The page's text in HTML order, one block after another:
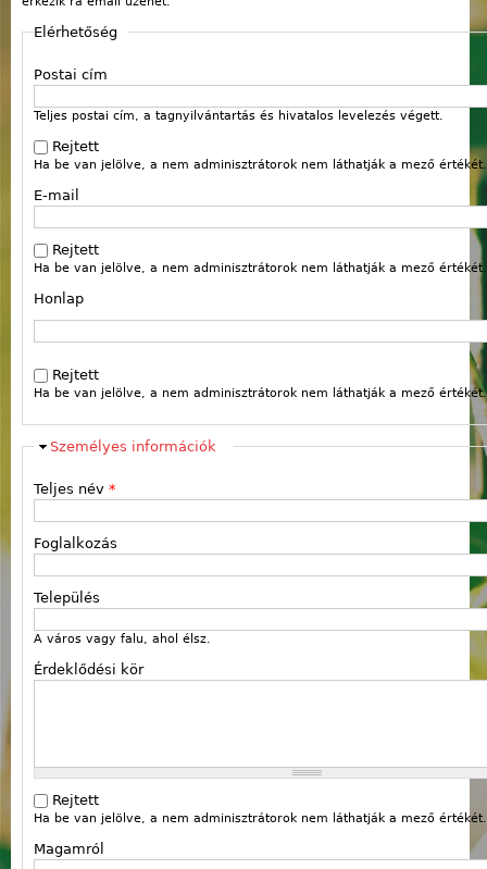
Elérhetőség
Postai cím
Teljes postai cím, a tagnyilvántartás és hivatalos levelezés végett.
Rejtett
Ha be van jelölve, a nem adminisztrátorok nem láthatják a mező értékét.
E-mail
Rejtett
Ha be van jelölve, a nem adminisztrátorok nem láthatják a mező értékét.
Honlap
Rejtett
Ha be van jelölve, a nem adminisztrátorok nem láthatják a mező értékét.
Elrejt
Személyes információk
Teljes név *
Foglalkozás
Település
A város vagy falu, ahol élsz.
Érdeklődési kör
Rejtett
Ha be van jelölve, a nem adminisztrátorok nem láthatják a mező értékét.
Magamról